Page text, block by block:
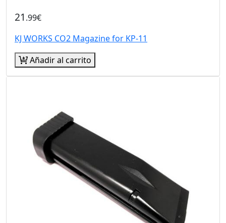
21 .99€
KJ WORKS CO2 Magazine for KP-11
Añadir al carrito